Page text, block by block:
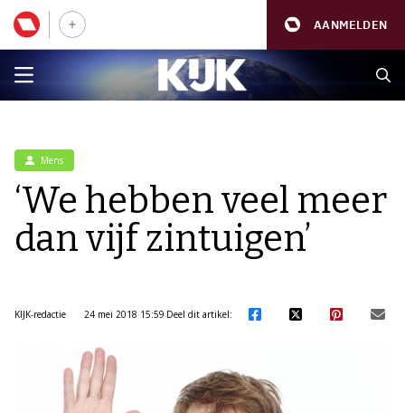
AANMELDEN
Mens
‘We hebben veel meer
dan vijf zintuigen’
KIJK-redactie 24 mei 2018 15:59 Deel dit artikel: